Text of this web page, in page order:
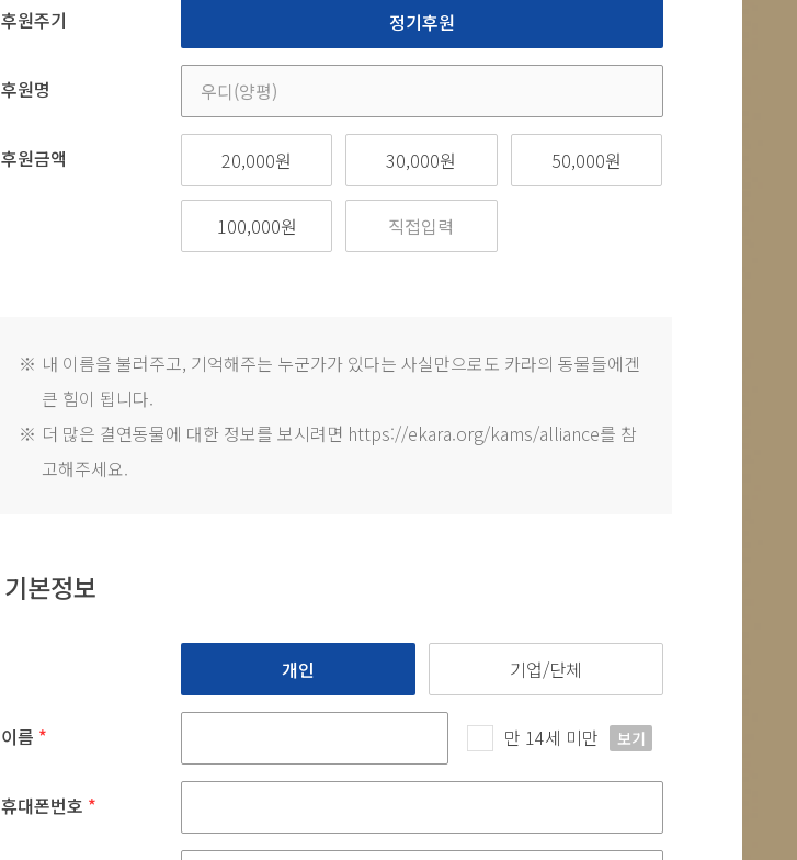
후원주기 정기후원
후원명
후원금액 20,000원 30,000원 50,000원
100,000원
※ 내 이름을 불러주고, 기억해주는 누군가가 있다는 사실만으로도 카라의 동물들에겐
큰 힘이 됩니다.
※ 더 많은 결연동물에 대한 정보를 보시려면 https://ekara.org/kams/alliance를 참
고해주세요.
기본정보
개인 기업/단체
이름 * 만 14세 미만 보기
휴대폰번호 *